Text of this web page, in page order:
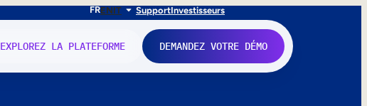
FRENIT SupportInvestisseurs
EXPLOREZ LA PLATEFORME DEMANDEZ VOTRE DÉMO